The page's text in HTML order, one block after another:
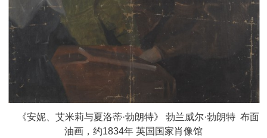
《安妮、艾米莉与夏洛蒂·勃朗特》 勃兰威尔·勃朗特 布面
油画，约1834年 英国国家肖像馆